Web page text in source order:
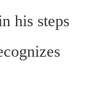
his steps